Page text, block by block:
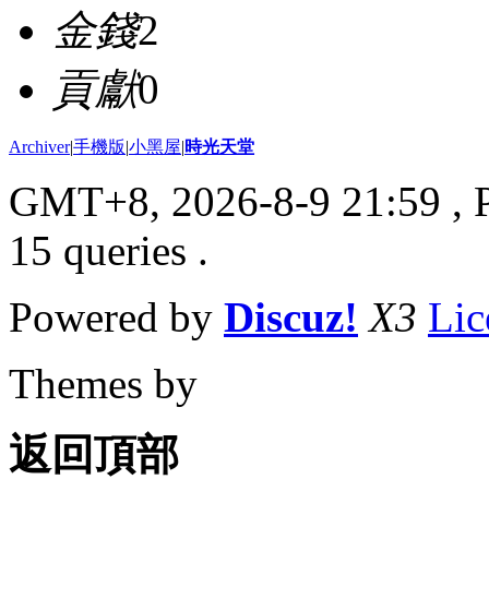
金錢2
貢獻0
Archiver|手機版|小黑屋|時光天堂
GMT+8, 2026-8-9 21:59 ,
15 queries .
Powered by Discuz! X3
Themes by
返回頂部